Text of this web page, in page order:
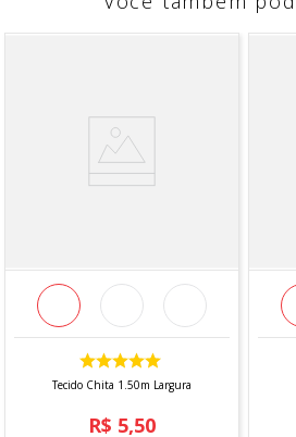
•Possível secagem em tambor.
INFORMAÇÕES ADICIONAIS:
onde a medida se refere a um
pela largura do tecido. Caso seja
luz.
Para pedidos acima de 15 metros,
fracionamento do corte.
Tecido Chita 1.50m Largura
R$ 5,50